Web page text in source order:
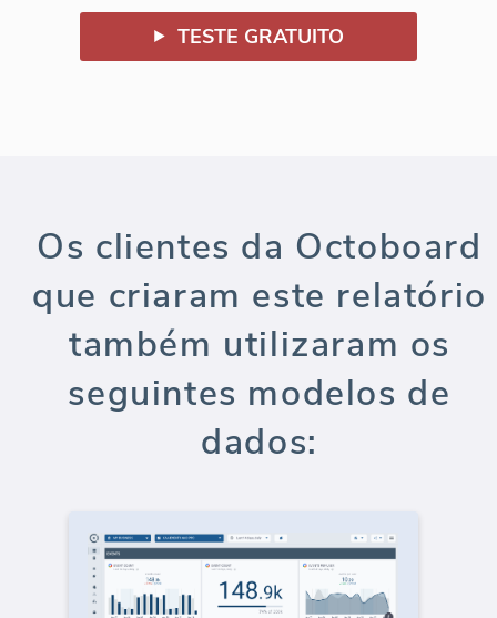
TESTE GRATUITO
Os clientes da Octoboard
que criaram este relatório
também utilizaram os
seguintes modelos de
dados: